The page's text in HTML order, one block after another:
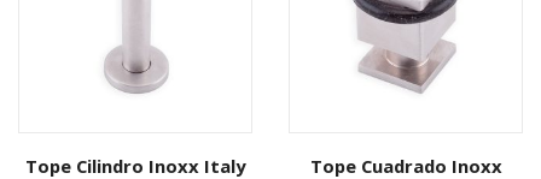
Tope Cilindro Inoxx Italy
Tope Cuadrado Inoxx